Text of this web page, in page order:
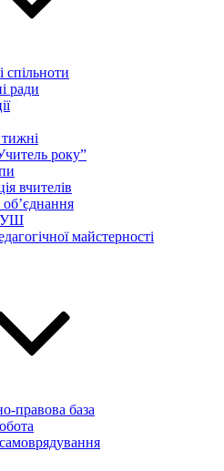
спільноти
ради
року”
вчителів
майстерності
правова база